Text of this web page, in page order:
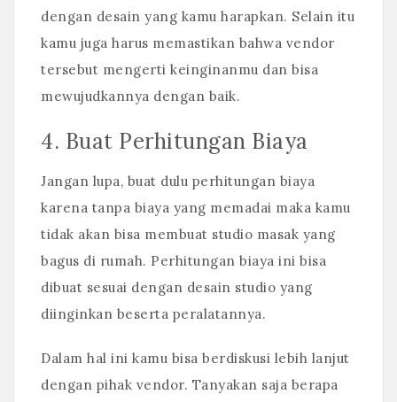
dengan desain yang kamu harapkan. Selain itu
kamu juga harus memastikan bahwa vendor
tersebut mengerti keinginanmu dan bisa
mewujudkannya dengan baik.
4. Buat Perhitungan Biaya
Jangan lupa, buat dulu perhitungan biaya
karena tanpa biaya yang memadai maka kamu
tidak akan bisa membuat studio masak yang
bagus di rumah. Perhitungan biaya ini bisa
dibuat sesuai dengan desain studio yang
diinginkan beserta peralatannya.
Dalam hal ini kamu bisa berdiskusi lebih lanjut
dengan pihak vendor. Tanyakan saja berapa